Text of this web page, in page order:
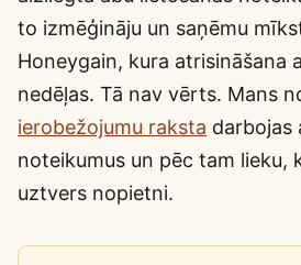
to izmēģināju un saņēmu
Honeygain, kura atrisināšana
nedēļas. Tā nav vērts. Mans
ierobežojumu raksta darbojas
noteikumus un pēc tam lieku,
uztvers nopietni.